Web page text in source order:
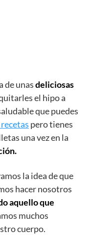
de unasdeliciosas
el hipo a
que puedes
pero tienes
una vez en la
la idea de que
hacer nosotros
aquello que
muchos
cuerpo.